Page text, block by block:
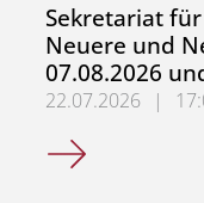
Sekretariat
Neuere und
07.08.2026
22.07.2026 |
Sekretariat für